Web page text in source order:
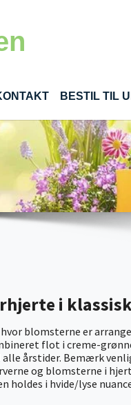
BESTIL TIL
i
blomsterne er
flot i creme-
årstider. Bemærk
og blomsterne i
holdes i hvide/lyse